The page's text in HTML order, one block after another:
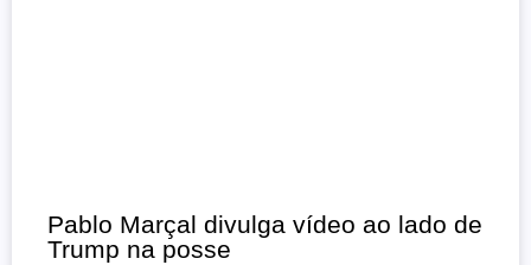
Pablo Marçal divulga vídeo ao lado de
Trump na posse